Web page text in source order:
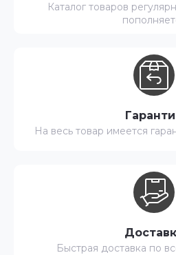
Каталог товаров
На весь товар имеется
Быстрая доставка по